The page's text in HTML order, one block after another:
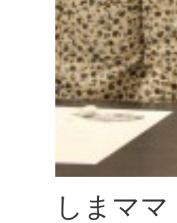
しまマ